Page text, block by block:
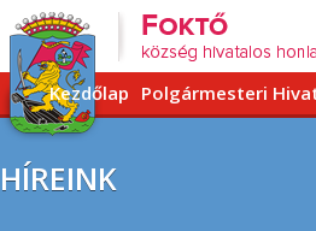
Kezdőlap Polgármesteri
HÍREINK